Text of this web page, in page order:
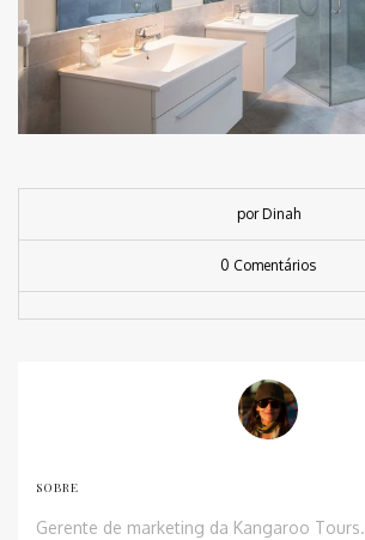
por Dinah
0 Comentários
SOBRE
Gerente de marketing da Kangaroo Tours.